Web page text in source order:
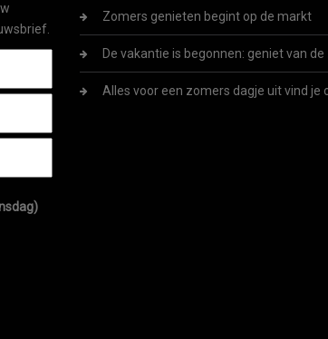
Zomers genieten begint op de markt
De vakantie is begonnen: geniet van
Alles voor een zomers dagje uit vind je